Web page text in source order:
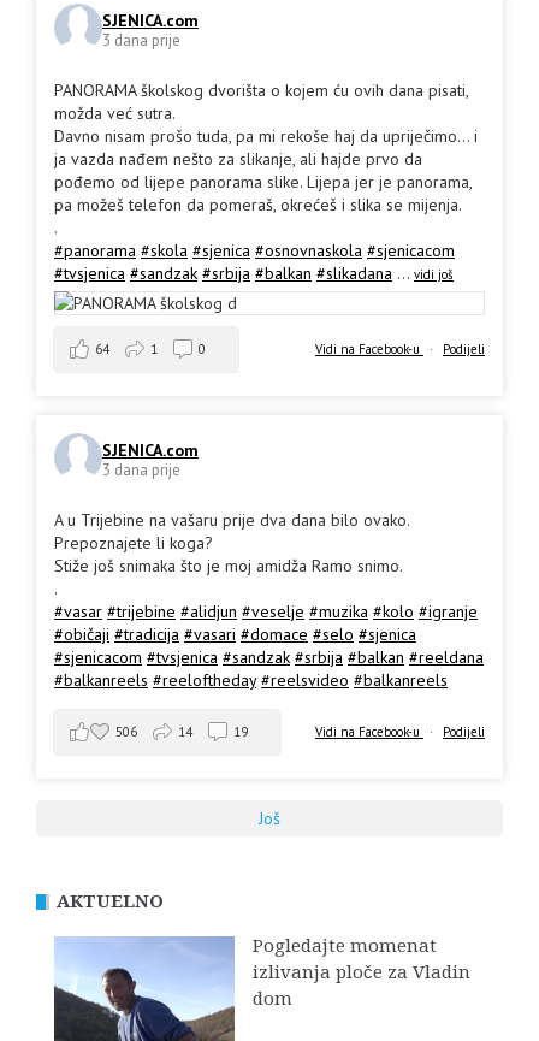
SJENICA.com
3 dana prije
PANORAMA školskog dvorišta o kojem ću ovih dana pisati,
možda već sutra.
Davno nisam prošo tuda, pa mi rekoše haj da upriječimo... i
ja vazda nađem nešto za slikanje, ali hajde prvo da
pođemo od lijepe panorama slike. Lijepa jer je panorama,
pa možeš telefon da pomeraš, okrećeš i slika se mijenja.
.
#panorama #skola #sjenica #osnovnaskola #sjenicacom
#tvsjenica #sandzak #srbija #balkan #slikadana ... vidi još
Vidi na Facebook-u · Podijeli
64 1 0
SJENICA.com
3 dana prije
A u Trijebine na vašaru prije dva dana bilo ovako.
Prepoznajete li koga?
Stiže još snimaka što je moj amidža Ramo snimo.
.
#vasar #trijebine #alidjun #veselje #muzika #kolo #igranje
#običaji #tradicija #vasari #domace #selo #sjenica
#sjenicacom #tvsjenica #sandzak #srbija #balkan #reeldana
#balkanreels #reeloftheday #reelsvideo #balkanreels
Vidi na Facebook-u · Podijeli
506 14 19
Još
AKTUELNO
Pogledajte momenat
izlivanja ploče za Vladin
dom